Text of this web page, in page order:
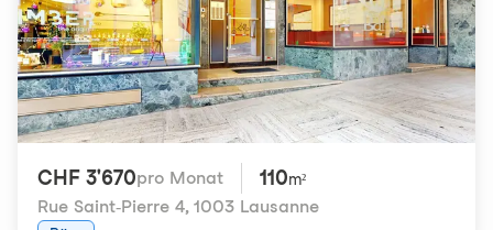
CHF 3'670pro Monat 110m²
Rue Saint-Pierre 4, 1003 Lausanne